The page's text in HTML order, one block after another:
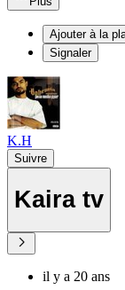
Ajouter à la
Signaler
K.H
Suivre
Kaira tv
il y a 20 ans